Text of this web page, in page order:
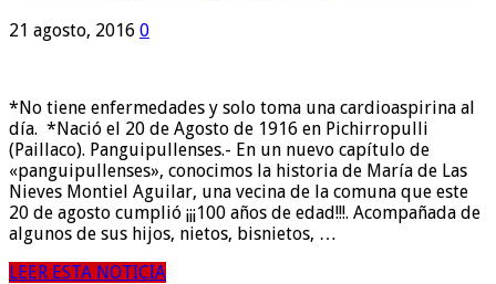
21 agosto, 2016 0
*No tiene enfermedades y solo toma una cardioaspirina al
día. *Nació el 20 de Agosto de 1916 en Pichirropulli
(Paillaco). Panguipullenses.- En un nuevo capítulo de
«panguipullenses», conocimos la historia de María de Las
Nieves Montiel Aguilar, una vecina de la comuna que este
20 de agosto cumplió ¡¡¡100 años de edad!!!. Acompañada de
algunos de sus hijos, nietos, bisnietos, …
LEER ESTA NOTICIA